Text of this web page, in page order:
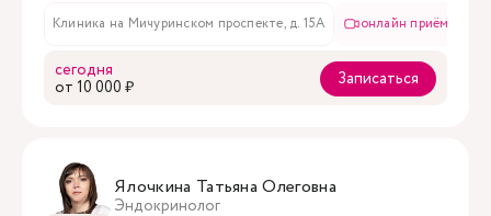
Клиника на Мичуринском проспекте, д. 15А онлайн приём
сегодня
oт 10 000 ₽
Записаться
Ялочкина Татьяна Олеговна
Эндокринолог